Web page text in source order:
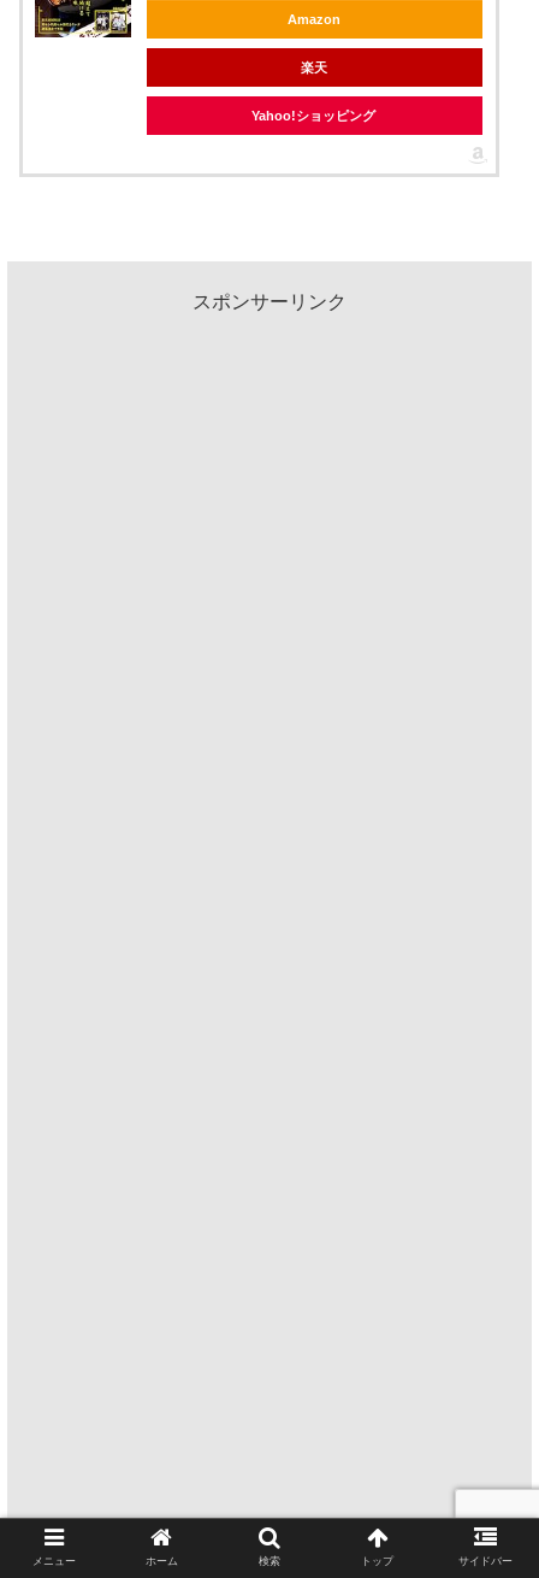
Amazon
楽天
Yahoo!ショッピング
スポンサーリンク
メニュー ホーム 検索 トップ サイドバー